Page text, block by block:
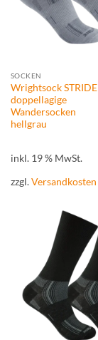
SOCKEN
Wrightsock STRIDE
doppellagige
Wandersocken
hellgrau
inkl. 19 % MwSt.
zzgl.Versandkosten